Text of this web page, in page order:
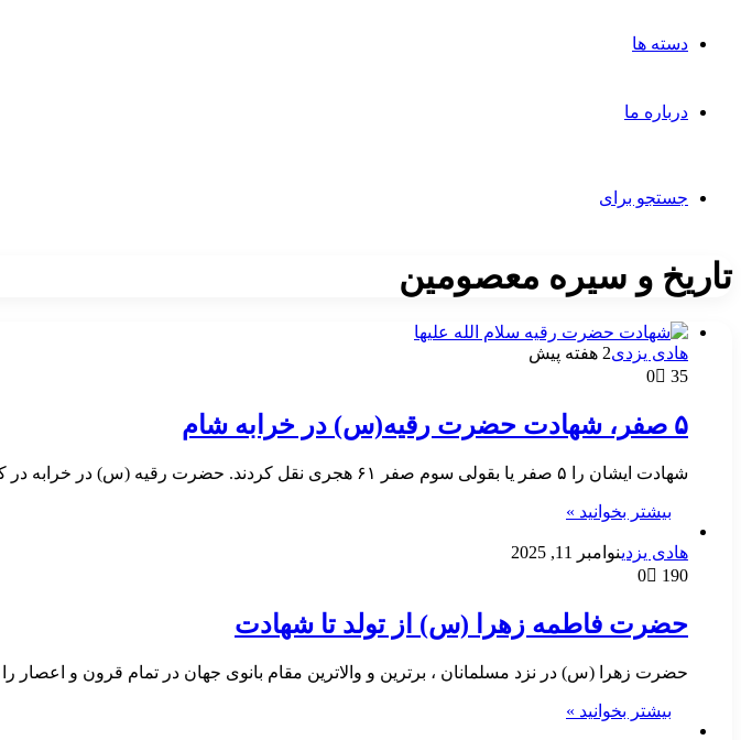
دسته ها
درباره ما
جستجو برای
تاریخ و سیره معصومین
هادی یزدی2 هفته پیش
0
35
۵ صفر، شهادت حضرت رقیه(س) در خرابه شام
شهادت ایشان را ۵ صفر یا بقولی سوم صفر ۶۱ هجری نقل کردند. حضرت رقیه (س) در خرابه در کنار…
بیشتر بخوانید »
هادی یزدینوامبر 11, 2025
0
190
حضرت فاطمه زهرا (س) از تولد تا شهادت
حضرت زهرا (س) در نزد مسلمانان ، برترین و والاترین مقام بانوی جهان در تمام قرون و اعصار
بیشتر بخوانید »